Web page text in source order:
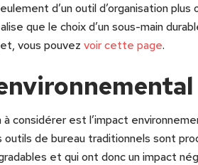
d’un outil d’organisation
que le choix d’un sous-main
vous pouvez voir cette page.
à considérer est l’impact
outils de bureau traditionnels sont
et qui ont donc un impact